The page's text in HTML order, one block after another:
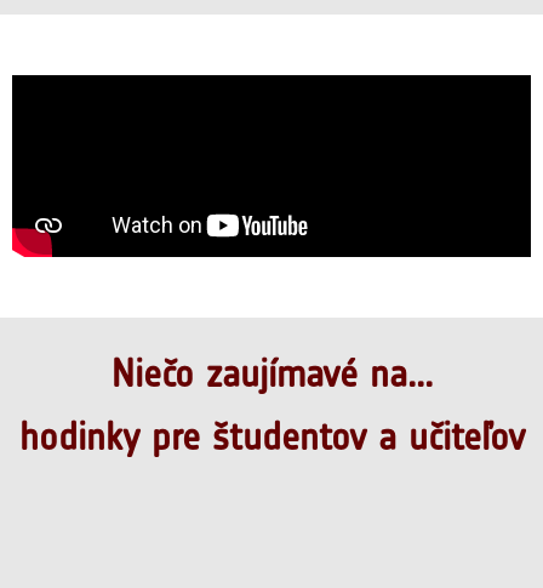
Niečo zaujímavé na...
hodinky pre študentov a učiteľov